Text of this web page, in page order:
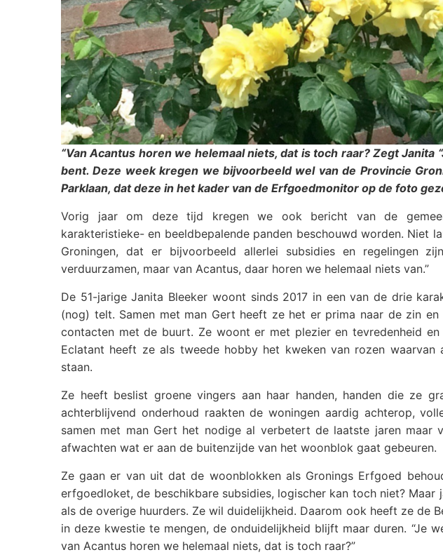
“Van Acantus horen we helemaal niets, dat is toch raar? Zegt
bent. Deze week kregen we bijvoorbeeld wel van de Provincie
Parklaan, dat deze in het kader van de Erfgoedmonitor op de foto
Vorig jaar om deze tijd kregen we ook bericht van de
karakteristieke- en beeldbepalende panden beschouwd worden. Niet
Groningen, dat er bijvoorbeeld allerlei subsidies en regelingen
verduurzamen, maar van Acantus, daar horen we helemaal niets van.”
De 51-jarige Janita Bleeker woont sinds 2017 in een van de drie
(nog) telt. Samen met man Gert heeft ze het er prima naar de zin
contacten met de buurt. Ze woont er met plezier en tevredenheid
Eclatant heeft ze als tweede hobby het kweken van rozen
staan.
Ze heeft beslist groene vingers aan haar handen, handen die ze
achterblijvend onderhoud raakten de woningen aardig achterop,
samen met man Gert het nodige al verbetert de laatste jaren maar
afwachten wat er aan de buitenzijde van het woonblok gaat gebeuren.
Ze gaan er van uit dat de woonblokken als Gronings Erfgoed
erfgoedloket, de beschikbare subsidies, logischer kan toch niet?
als de overige huurders. Ze wil duidelijkheid. Daarom ook heeft ze de
in deze kwestie te mengen, de onduidelijkheid blijft maar duren. “Je
van Acantus horen we helemaal niets, dat is toch raar?”